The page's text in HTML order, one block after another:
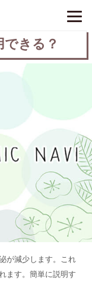
きる？
が減少します。これ
ます。簡単に説明す